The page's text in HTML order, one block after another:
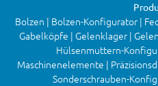
Bolzen | Bolzen-Konfigurator |
Gabelköpfe | Gelenklager |
Hülsenmuttern-
Maschinenelemente |
Sonderschrauben-